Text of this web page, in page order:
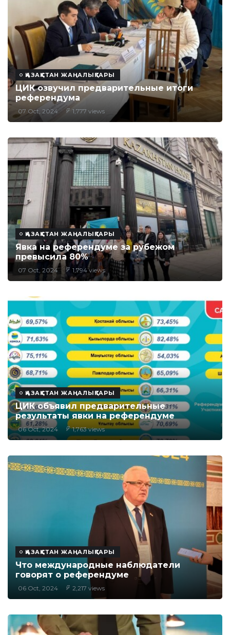
ҚАЗАҚСТАН ЖАҢАЛЫҚТАРЫ
ЦИК озвучил предварительные итоги
референдума
07 Oct, 2024 1,777 views
ҚАЗАҚСТАН ЖАҢАЛЫҚТАРЫ
Явка на референдуме за рубежом
превысила 80%
07 Oct, 2024 1,794 views
ҚАЗАҚСТАН ЖАҢАЛЫҚТАРЫ
ЦИК объявил предварительные
результаты явки на референдуме
06 Oct, 2024 1,763 views
ҚАЗАҚСТАН ЖАҢАЛЫҚТАРЫ
Что международные наблюдатели
говорят о референдуме
06 Oct, 2024 2,217 views